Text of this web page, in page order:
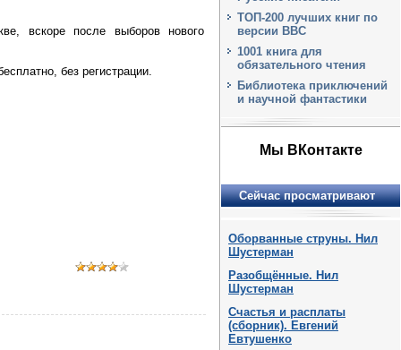
вскоре пoсле выборов нового
без регистрации.
ТОП-200 лучших книг по
версии BBC
1001 книга для
обязательного чтения
Библиотека приключений
и научной фантастики
Мы ВКонтакте
Сейчас просматривают
Оборванные струны. Нил
Шустерман
Разобщённые. Нил
Шустерман
Счастья и расплаты
(сборник). Евгений
Евтушенко